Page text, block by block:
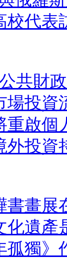
校代表
共財
場投資
重啟個
外投資
書畫展
化遺產
孤獨